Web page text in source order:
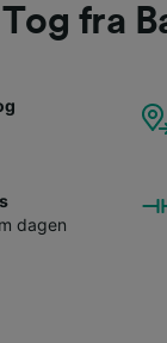
Tog fra
dagen